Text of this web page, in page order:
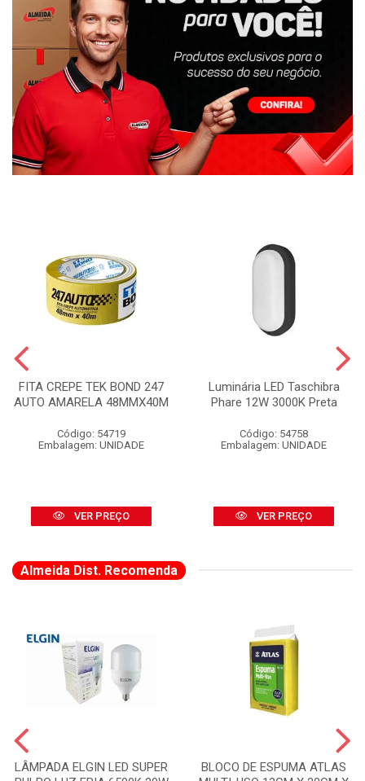
FITA CREPE TEK BOND 247
AUTO AMARELA 48MMX40M
Código: 54719
Embalagem: UNIDADE
VER PREÇO
Luminária LED Taschibra
Phare 12W 3000K Preta
Código: 54758
Embalagem: UNIDADE
VER PREÇO
Almeida Dist. Recomenda
LÂMPADA ELGIN LED SUPER
BLOCO DE ESPUMA ATLAS